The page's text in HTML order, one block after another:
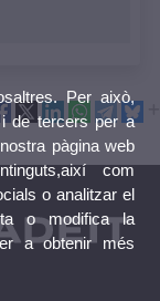
Per això,
de tercers per a
pàgina web
com
o analitzar el
o modifica la
a obtenir més